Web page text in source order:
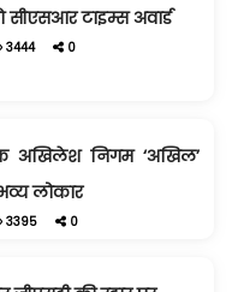
टाइम्स अवार्ड
3444 0
अखिलेश निगम ‘अखिल’
लोकार
3395 0